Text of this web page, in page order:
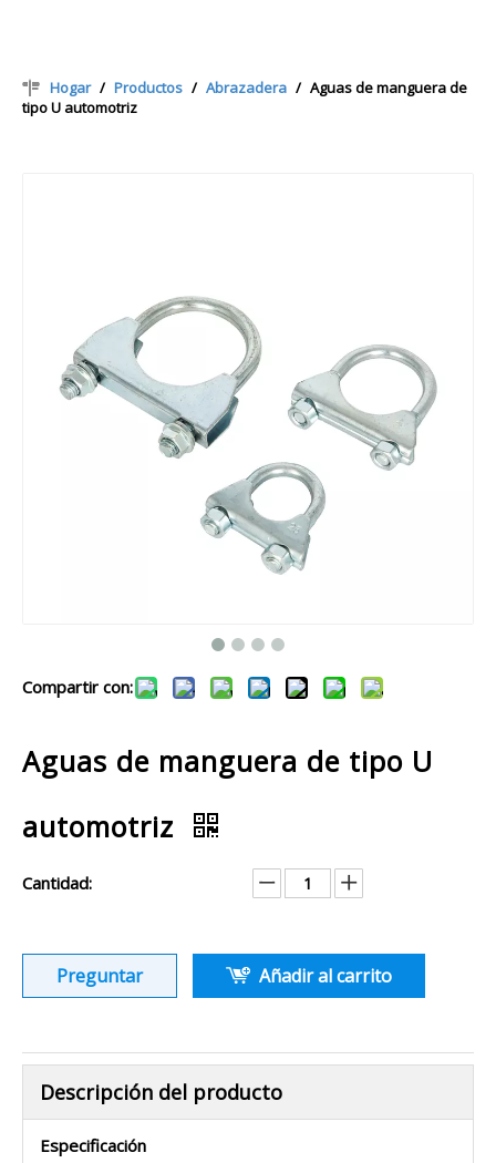
Hogar / Productos / Abrazadera / Aguas de manguera de
tipo U automotriz
Compartir con:
Aguas de manguera de tipo U
automotriz
Cantidad:
Preguntar Añadir al carrito
Descripción del producto
Especificación